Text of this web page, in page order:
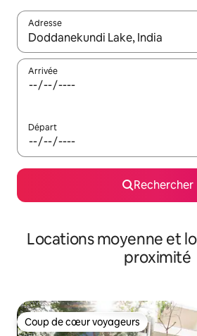
Adresse
Lorsque les résultats s'affichent,
Arrivée
Départ
Rechercher
Locations moyenne et
proximité
Coup de cœur voyageurs
Coup de cœur voyageurs